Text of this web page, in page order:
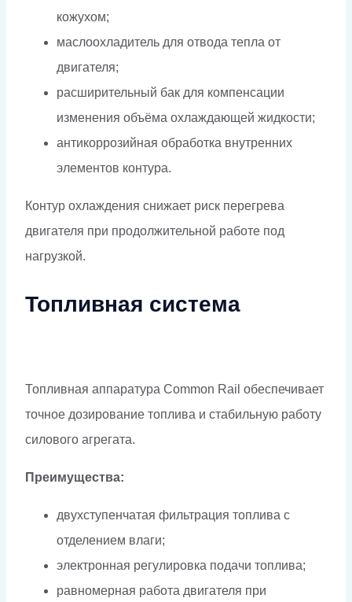
кожухом;
маслоохладитель для отвода тепла от
двигателя;
расширительный бак для компенсации
изменения объёма охлаждающей жидкости;
антикоррозийная обработка внутренних
элементов контура.
Контур охлаждения снижает риск перегрева
двигателя при продолжительной работе под
нагрузкой.
Топливная система
Топливная аппаратура Common Rail обеспечивает
точное дозирование топлива и стабильную работу
силового агрегата.
Преимущества:
двухступенчатая фильтрация топлива с
отделением влаги;
электронная регулировка подачи топлива;
равномерная работа двигателя при